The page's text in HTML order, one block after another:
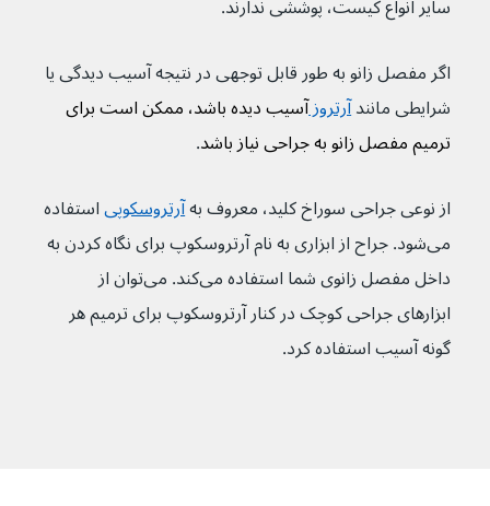
سایر انواع کیست، پوششی ندارند.
اگر مفصل زانو به طور قابل توجهی در نتیجه آسیب دیدگی یا
شرایطی مانند آرتروز آسیب دیده باشد، ممکن است برای
ترمیم مفصل زانو به جراحی نیاز باشد.
از نوعی جراحی سوراخ کلید، معروف به آرتروسکوپیاستفاده
می‌شود. جراح از ابزاری به نام آرتروسکوپ برای نگاه کردن به
داخل مفصل زانوی شما استفاده می‌کند. می‌توان از
ابزارهای جراحی کوچک در کنار آرتروسکوپ برای ترمیم هر
گونه آسیب استفاده کرد.